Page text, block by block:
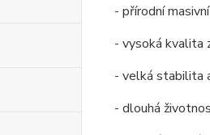
- přírodní
- vysoká kvalita
- velká stabilita
- dlouhá